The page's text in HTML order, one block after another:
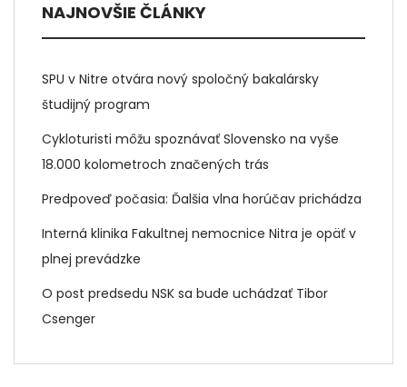
NAJNOVŠIE ČLÁNKY
SPU v Nitre otvára nový spoločný bakalársky
študijný program
Cykloturisti môžu spoznávať Slovensko na vyše
18.000 kolometroch značených trás
Predpoveď počasia: Ďalšia vlna horúčav prichádza
Interná klinika Fakultnej nemocnice Nitra je opäť v
plnej prevádzke
O post predsedu NSK sa bude uchádzať Tibor
Csenger